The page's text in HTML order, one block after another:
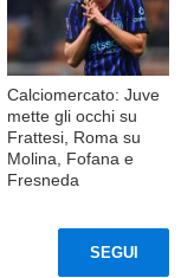
Calciomercato: Juve
mette gli occhi su
Frattesi, Roma su
Molina, Fofana e
Fresneda
SEGUI